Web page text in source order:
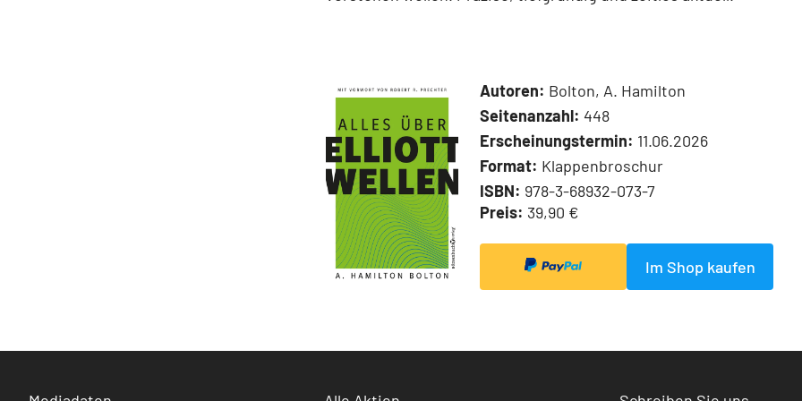
Autoren: Bolton, A. Hamilton
Seitenanzahl: 448
Erscheinungstermin: 11.06.2026
Format: Klappenbroschur
ISBN: 978-3-68932-073-7
Preis: 39,90 €
Im Shop kaufen